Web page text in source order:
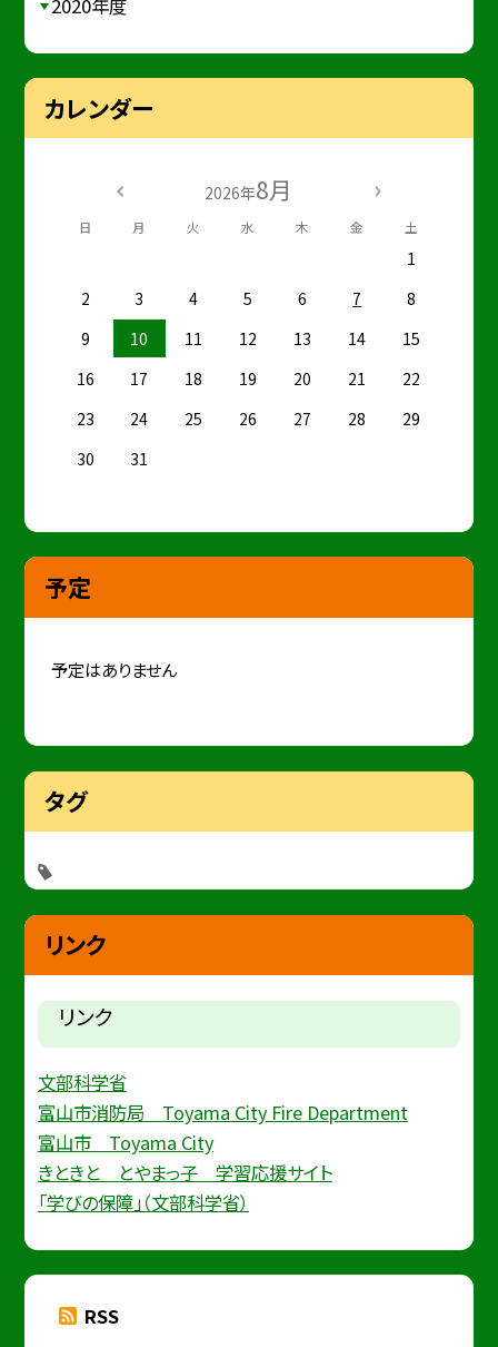
カレンダー
2026年8月
日 月 火 水 木 金 土
1
2
3 4 5 6 7
8
9
10 11 12 13 14
15
16
17 18 19 20 21
22
23
24 25 26 27 28
29
30
31
予定
予定はありません
タグ
リンク
リンク
文部科学省
富山市消防局 Toyama City Fire Department
富山市 Toyama City
きときと とやまっ子 学習応援サイト
「学びの保障」（文部科学省）
RSS